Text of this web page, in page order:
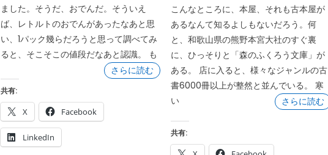
ました。そうだ、おでんだ。そういえ
ば、レトルトのおでんがあったなあと思
い、1パック幾らだろうと思って調べてみ
ると、そこそこの値段だなあと認識。 も
さらに読む
共有:
X Facebook
LinkedIn
こんなところに、本屋、それも古本屋が
あるなんて知るよしもないだろう。何
と、和歌山県の熊野本宮大社のすぐ裏
に、ひっそりと「森のふくろう文庫」が
ある。 店に入ると、様々なジャンルの古
書6000冊以上が整然と並んでいる。 寒
い
さらに読む
共有: